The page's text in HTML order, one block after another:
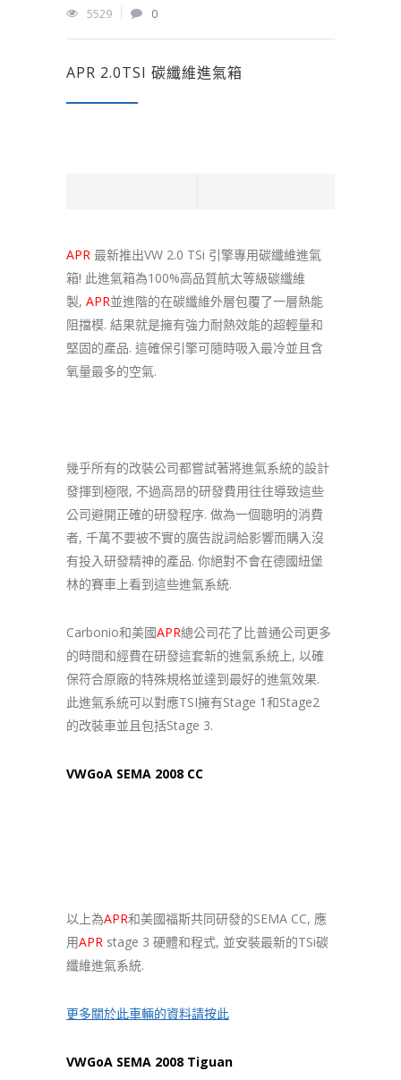
5529
0
APR 2.0TSI 碳纖維進氣箱
APR 最新推出VW 2.0 TSi 引擎專用碳纖維進氣
箱! 此進氣箱為100%高品質航太等級碳纖維
製, APR並進階的在碳纖維外層包覆了一層熱能
阻擋模. 結果就是擁有強力耐熱效能的超輕量和
堅固的產品. 這確保引擎可隨時吸入最冷並且含
氧量最多的空氣.
幾乎所有的改裝公司都嘗試著將進氣系統的設計
發揮到極限, 不過高昂的研發費用往往導致這些
公司避開正確的研發程序. 做為一個聰明的消費
者, 千萬不要被不實的廣告說詞給影響而購入沒
有投入研發精神的產品. 你絕對不會在德國紐堡
林的賽車上看到這些進氣系統.
Carbonio和美國APR總公司花了比普通公司更多
的時間和經費在研發這套新的進氣系統上, 以確
保符合原廠的特殊規格並達到最好的進氣效果.
此進氣系統可以對應TSI擁有Stage 1和Stage2
的改裝車並且包括Stage 3.
VWGoA SEMA 2008 CC
以上為APR和美國福斯共同研發的SEMA CC, 應
用APR stage 3 硬體和程式, 並安裝最新的TSi碳
纖維進氣系統.
更多關於此車輛的資料請按此
VWGoA SEMA 2008 Tiguan